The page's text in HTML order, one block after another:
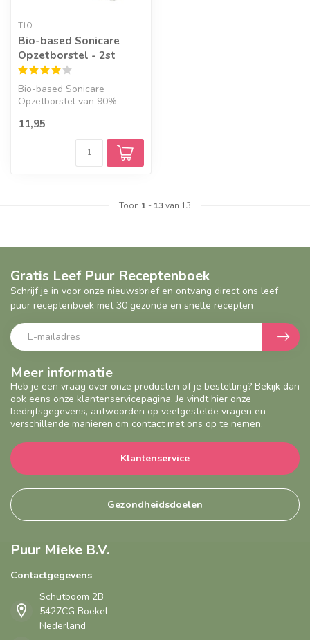
TIO
Bio-based Sonicare
Opzetborstel - 2st
Bio-based Sonicare
Opzetborstel van 90%
van plantaa...
11,95
Toon 1 - 13van 13
Meer informatie
Heb je een vraag over onze producten of je bestelling? Bekijk dan
ook eens onze klantenservicepagina. Je vindt hier onze
bedrijfsgegevens, antwoorden op veelgestelde vragen en
verschillende manieren om contact met ons op te nemen.
Klantenservice
Gezondheidsdoelen
Gratis Leef Puur Receptenboek
Schrijf je in voor onze nieuwsbrief en ontvang direct ons leef
puur receptenboek met 30 gezonde en snelle recepten
Puur Mieke B.V.
Contactgegevens
Schutboom 2B
5427CG Boekel
Nederland